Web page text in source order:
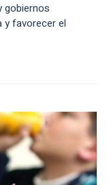
gobiernos
y favorecer el